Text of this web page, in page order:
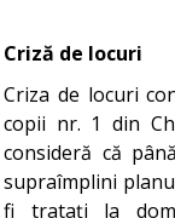
Criză de locuri
Criza de locuri
copii nr. 1 din
consideră că
supraîmplini
fi trataţi la